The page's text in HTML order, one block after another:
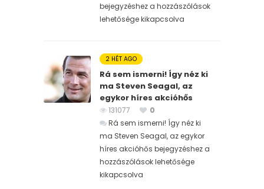
bejegyzéshez a hozzászólások
lehetősége kikapcsolva
2 HÉT AGO
Rá sem ismerni! Így néz ki
ma Steven Seagal, az
egykor híres akcióhős
131077
0
Rá sem ismerni! Így néz ki
ma Steven Seagal, az egykor
híres akcióhős bejegyzéshez a
hozzászólások lehetősége
kikapcsolva